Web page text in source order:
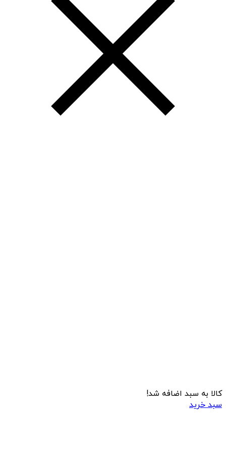
کالا به سبد اضافه شد!
سبد خرید